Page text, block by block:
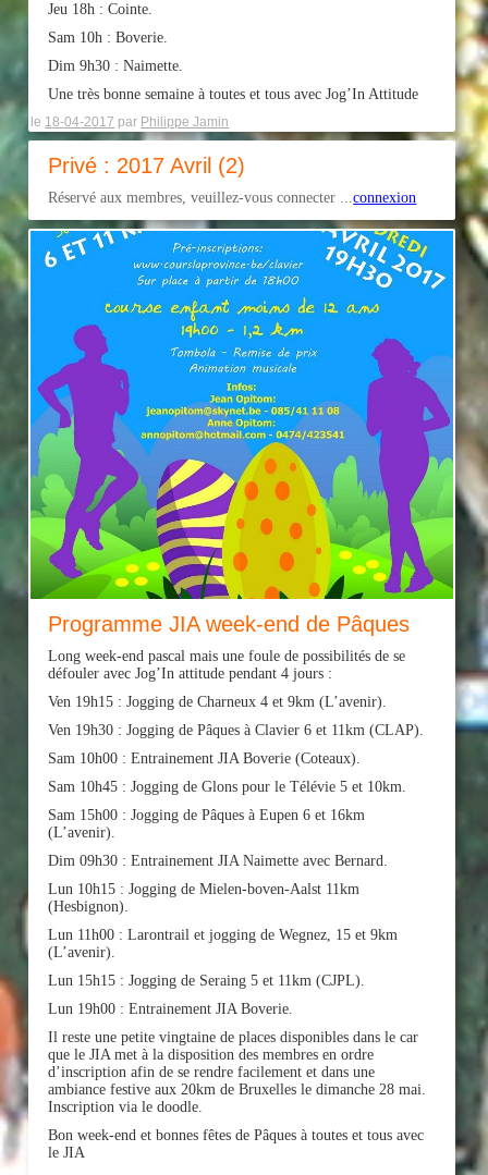
Jeu 18h : Cointe.
Sam 10h : Boverie.
Dim 9h30 : Naimette.
Une très bonne semaine à toutes et tous avec Jog’In Attitude
le 18-04-2017 par Philippe Jamin
Privé : 2017 Avril (2)
Réservé aux membres, veuillez-vous connecter ...connexion
Programme JIA week-end de Pâques
Long week-end pascal mais une foule de possibilités de se
défouler avec Jog’In attitude pendant 4 jours :
Ven 19h15 : Jogging de Charneux 4 et 9km (L’avenir).
Ven 19h30 : Jogging de Pâques à Clavier 6 et 11km (CLAP).
Sam 10h00 : Entrainement JIA Boverie (Coteaux).
Sam 10h45 : Jogging de Glons pour le Télévie 5 et 10km.
Sam 15h00 : Jogging de Pâques à Eupen 6 et 16km
(L’avenir).
Dim 09h30 : Entrainement JIA Naimette avec Bernard.
Lun 10h15 : Jogging de Mielen-boven-Aalst 11km
(Hesbignon).
Lun 11h00 : Larontrail et jogging de Wegnez, 15 et 9km
(L’avenir).
Lun 15h15 : Jogging de Seraing 5 et 11km (CJPL).
Lun 19h00 : Entrainement JIA Boverie.
Il reste une petite vingtaine de places disponibles dans le car
que le JIA met à la disposition des membres en ordre
d’inscription afin de se rendre facilement et dans une
ambiance festive aux 20km de Bruxelles le dimanche 28 mai.
Inscription via le doodle.
Bon week-end et bonnes fêtes de Pâques à toutes et tous avec
le JIA